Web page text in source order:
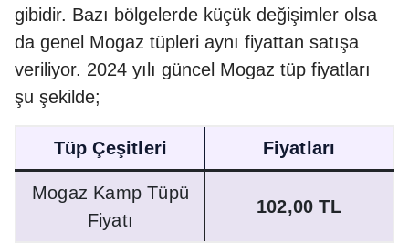
gibidir. Bazı bölgelerde küçük değişimler olsa
da genel Mogaz tüpleri aynı fiyattan satışa
veriliyor. 2024 yılı güncel Mogaz tüp fiyatları
şu şekilde;
Tüp Çeşitleri Fiyatları
Mogaz Kamp Tüpü
Fiyatı
102,00 TL